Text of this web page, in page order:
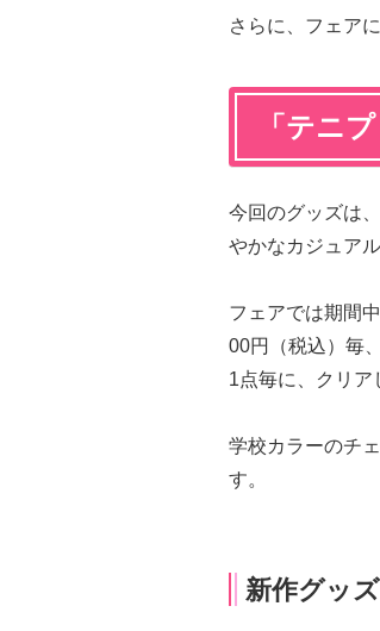
さらに、フェア
「テニ
今回のグッズは
やかなカジュア
フェアでは期間
00円（税込）毎
1点毎に、クリア
学校カラーのチ
す。
新作グッ